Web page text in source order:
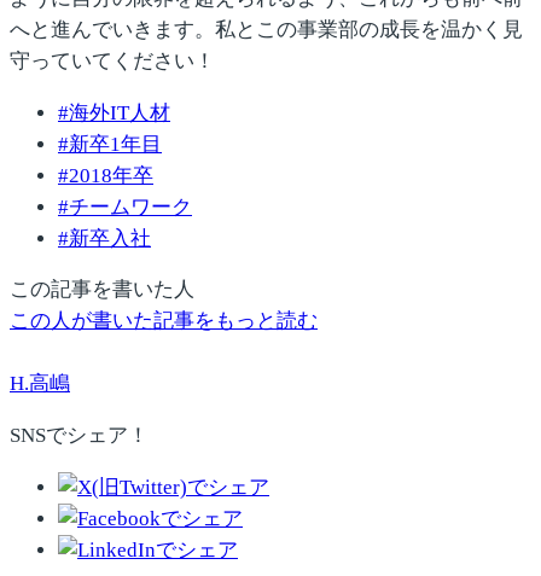
へと進んでいきます。私とこの事業部の成長を温かく見
守っていてください！
#海外IT人材
#新卒1年目
#2018年卒
#チームワーク
#新卒入社
この記事を書いた人
この人が書いた記事をもっと読む
H.高嶋
SNSでシェア！